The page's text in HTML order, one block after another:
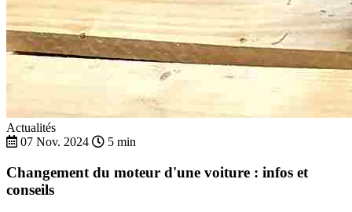
Actualités
07 Nov. 2024
5 min
Changement du moteur d'une voiture : infos et
conseils